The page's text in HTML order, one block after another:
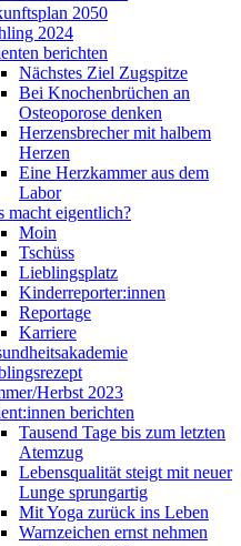
2050
2024
berichten
Nächstes Ziel Zugspitze
Bei Knochenbrüchen an
Osteoporose denken
Herzensbrecher mit halbem
Herzen
Eine Herzkammer aus dem
Labor
macht eigentlich?
Moin
Tschüss
Lieblingsplatz
Kinderreporter:innen
Reportage
Karriere
Herbst 2023
berichten
Tausend Tage bis zum letzten
Atemzug
Lebensqualität steigt mit neuer
Lunge sprungartig
Mit Yoga zurück ins Leben
Warnzeichen ernst nehmen